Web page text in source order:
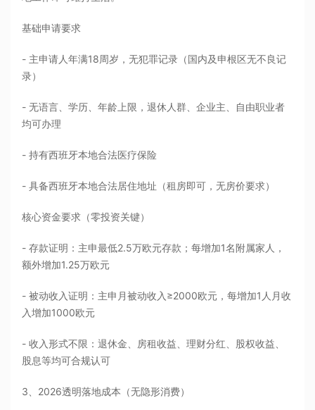
基础申请要求
- 主申请人年满18周岁，无犯罪记录（国内及申根区无不良记
录）
- 无语言、学历、年龄上限，退休人群、企业主、自由职业者
均可办理
- 持有西班牙本地合法医疗保险
- 具备西班牙本地合法居住地址（租房即可，无房价要求）
核心资金要求（零投资关键）
- 存款证明：主申最低2.5万欧元存款；每增加1名附属家人，
额外增加1.25万欧元
- 被动收入证明：主申月被动收入≥2000欧元，每增加1人月收
入增加1000欧元
- 收入形式不限：退休金、房租收益、理财分红、股权收益、
股息等均可合规认可
3、2026透明落地成本（无隐形消费）